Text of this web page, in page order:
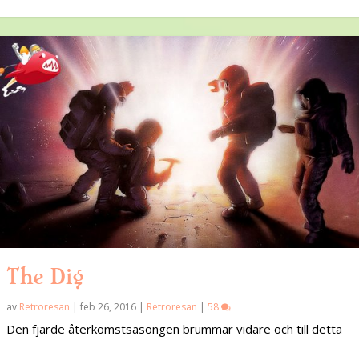
The Dig
av Retroresan | feb 26, 2016 | Retroresan | 58
Den fjärde återkomstsäsongen brummar vidare och till detta